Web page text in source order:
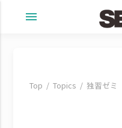
menu
Top Topics 独習ゼミ